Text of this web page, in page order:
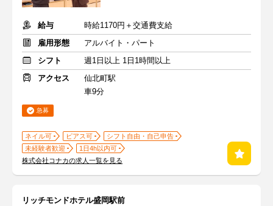
給与
時給1170円＋交通費支給
雇用形態
アルバイト・パート
シフト
週1日以上 1日1時間以上
アクセス
仙北町駅
車9分
急募
ネイル可 ピアス可
シフト自由・自己申告
未経験者歓迎
1日4h以内可
株式会社コナカの求人一覧を見る
リッチモンドホテル盛岡駅前